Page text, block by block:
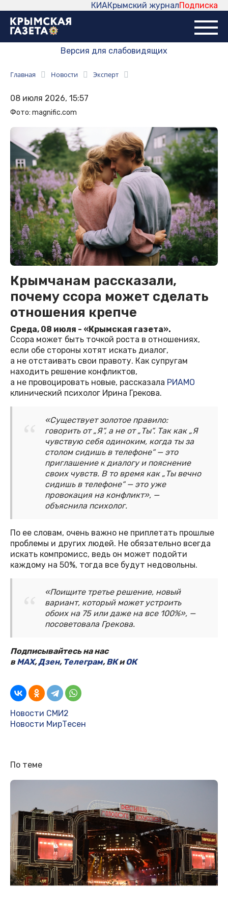
Подписка
Крымский журнал
КИА
Версия для слабовидящих
Главная Новости Эксперт
08 июля 2026, 15:57
Фото: magnific.com
Крымчанам рассказали,
почему ссора может сделать
отношения крепче
Среда, 08 июля - «Крымская газета».
Ссора может быть точкой роста в отношениях,
если обе стороны хотят искать диалог,
а не отстаивать свои правоту. Как супругам
находить решение конфликтов,
а не провоцировать новые, рассказала РИАМО
клинический психолог Ирина Грекова.
«Существует золотое правило:
говорить от „Я“, а не от „Ты“. Так как „Я
чувствую себя одиноким, когда ты за
столом сидишь в телефоне“ — это
приглашение к диалогу и пояснение
своих чувств. В то время как „Ты вечно
сидишь в телефоне“ — это уже
провокация на конфликт», —
объяснила психолог.
По ее словам, очень важно не приплетать прошлые
проблемы и других людей. Не обязательно всегда
искать компромисс, ведь он может подойти
каждому на 50%, тогда все будут недовольны.
«Поищите третье решение, новый
вариант, который может устроить
обоих на 75 или даже на все 100%», —
посоветовала Грекова.
Подписывайтесь на нас
вMAX,Дзен, Телеграм,ВКиОК
Новости СМИ2
Новости МирТесен
По теме